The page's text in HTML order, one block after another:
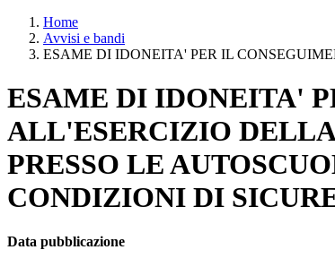
Home
Avvisi e bandi
ESAME DI IDONEITA' PER IL
ESAME DI IDONEITA'
ALL'ESERCIZIO
PRESSO LE
CONDIZIONI DI
Data pubblicazione